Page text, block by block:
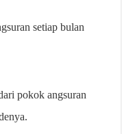
setiap bulan
pokok angsuran